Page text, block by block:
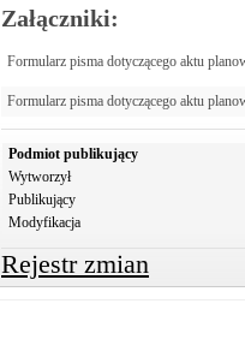
Załączniki:
Formularz pisma dotyczącego aktu
Formularz pisma dotyczącego aktu
Podmiot publikujący
Wytworzył
Publikujący
Modyfikacja
Rejestr zmian